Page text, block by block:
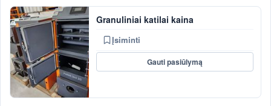
Granuliniai katilai kaina
Įsiminti
Gauti pasiūlymą